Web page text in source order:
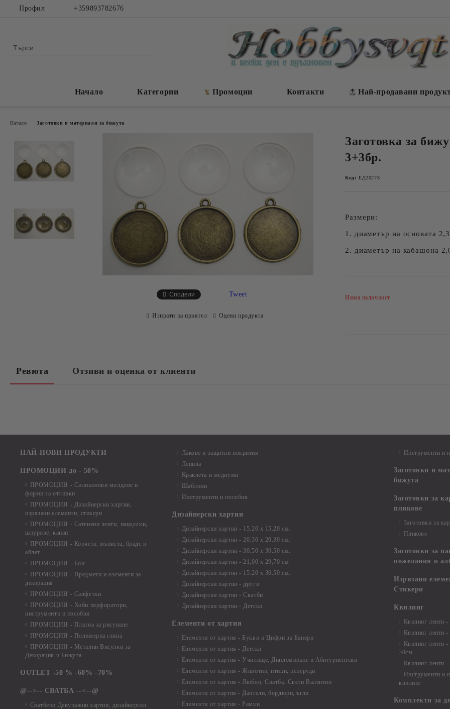
Профил +359893782676
Начало Категории Промоции Контакти Най-продавани
Начало Заготовки и материали за бижута
Заготовка за
3+3бр.
Код: ЕД20278
Размери:
1. диаметър на основата
2. диаметър на кабашона
Няма наличност
Сподели Tweet
Изпрати на приятел Оцени продукта
Ревюта Отзиви и оценка от клиенти
НАЙ-НОВИ ПРОДУКТИ
ПРОМОЦИИ до - 50%
ПРОМОЦИИ - Силиконови молдове и
форми за отливки
ПРОМОЦИИ - Дизайнерски хартии,
изрязани елементи, стикери
ПРОМОЦИИ - Сатенени ленти, панделки,
шнурове, канап
ПРОМОЦИИ - Копчета, мъниста, брадс и
айлет
ПРОМОЦИИ - Бои
ПРОМОЦИИ - Предмети и елементи за
декорация
ПРОМОЦИИ - Салфетки
ПРОМОЦИИ - Хоби перфоратори,
инструменти и пособия
ПРОМОЦИИ - Платна за рисуване
ПРОМОЦИИ - Полимерна глина
ПРОМОЦИИ - Метални Висулки за
Декорация и Бижута
OUTLET -50 % -60% -70%
@-->-- СВАТБА --<--@
Сватбени Декупажни хартии, дизайнерски
Лакове и защитни покрития
Лепила
Краклета и медиуми
Шаблони
Инструменти и пособия
Дизайнерски хартии
Дизайнерски хартии - 15.20 х 15.20 см.
Дизайнерски хартии - 20.30 х 20.30 см.
Дизайнерски хартии - 30.50 х 30.50 см.
Дизайнерски хартии - 21,00 х 29,70 см
Дизайнерски хартии - 15.20 x 30.50 см.
Дизайнерски хартии - други
Дизайнерски хартии - Сватби
Дизайнерски хартии - Детски
Елементи от хартия
Елементи от хартия - Букви и Цифри за Банери
Елементи от хартия - Детски
Елементи от хартия - Училище, Дипломиране и Абитуриентски
Елементи от хартия - Животни, птици, пеперуди
Елементи от хартия - Любов, Сватба, Свети Валентин
Елементи от хартия - Дантели, бордюри, ъгли
Елементи от хартия - Рамки
Инструменти и
Заготовки и
бижута
Заготовки за
пликове
Заготовки за
Пликове
Заготовки за
пожелания и
Изрязани
Стикери
Квилинг
Квилинг ленти
Квилинг ленти
Квилинг ленти
30см.
Квилинг ленти
Инструменти и
квилинг
Комплекти за